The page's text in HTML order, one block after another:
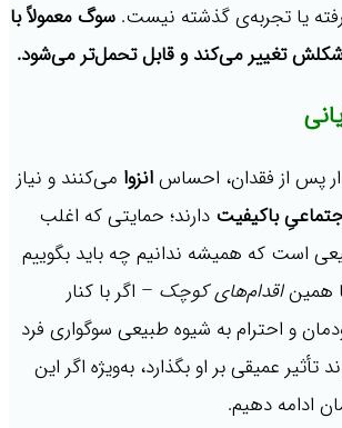
یا تجربه‌ی گذشته نیست. سوگ معمولاً با
شکلش تغییر می‌کند و قابل تحمل‌تر می‌شود.
پس از فقدان، احساسانزوا می‌کنند و نیاز
باکیفیت دارند؛ حمایتی که اغلب
است که همیشه ندانیم چه باید بگوییم
همیناقدام‌های کوچک – اگر با کنار
و احترام به شیوه‌ طبیعی سوگواری فرد
تأثیر عمیقی بر او بگذارد، به‌ویژه اگر این
ادامه دهیم.